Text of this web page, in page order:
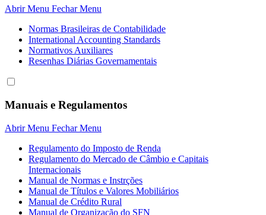
Abrir Menu Fechar Menu
Normas Brasileiras de Contabilidade
International Accounting Standards
Normativos Auxiliares
Resenhas Diárias Governamentais
Manuais e Regulamentos
Abrir Menu Fechar Menu
Regulamento do Imposto de Renda
Regulamento do Mercado de Câmbio e Capitais
Internacionais
Manual de Normas e Instrções
Manual de Títulos e Valores Mobiliários
Manual de Crédito Rural
Manual de Organização do SFN